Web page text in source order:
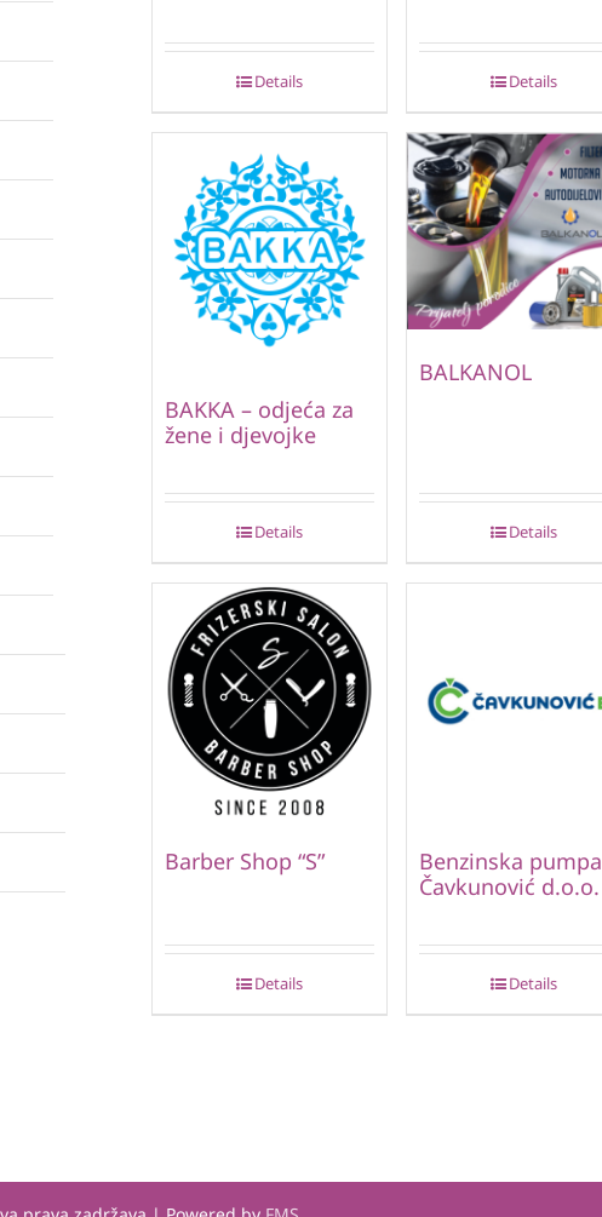
Details Details
BAKKA – odjeća za
žene i djevojke
Details
BALKANOL
Details
Barber Shop “S”
Details
Benzinska pumpa
Čavkunović d.o.o.
Details